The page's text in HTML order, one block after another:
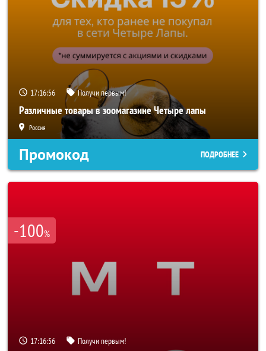
17:16:55 Получи первым!
Различные товары в зоомагазине Четыре лапы
Россия
Промокод ПОДРОБНЕЕ
-100%
17:16:55 Получи первым!